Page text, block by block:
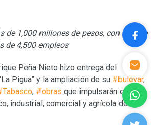
de 1,000 millones de pesos, con los que
de 4,500 empleos
Peña Nieto hizo entrega del
Pigua” y la ampliación de su #bulevar,
, #obras que impulsarán el
industrial, comercial y agrícola de la